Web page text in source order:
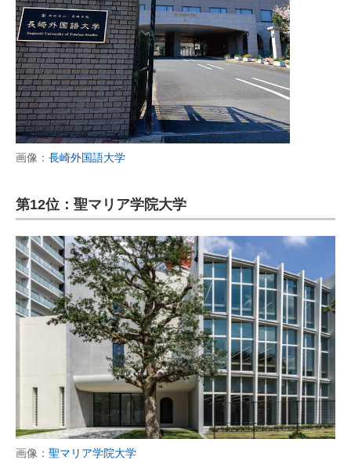
画像： 長崎外国語大学
第12位：聖マリア学院大学
画像： 聖マリア学院大学